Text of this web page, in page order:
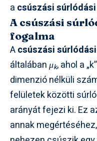
a csúszási
A csúszási
fogalma
Acsúszási
általábanμk, ahol a
dimenzió nélküli
felületek közötti
arányát fejezi ki. Ez
annak